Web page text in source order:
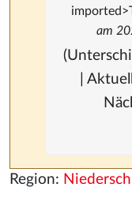
am
|
Region: